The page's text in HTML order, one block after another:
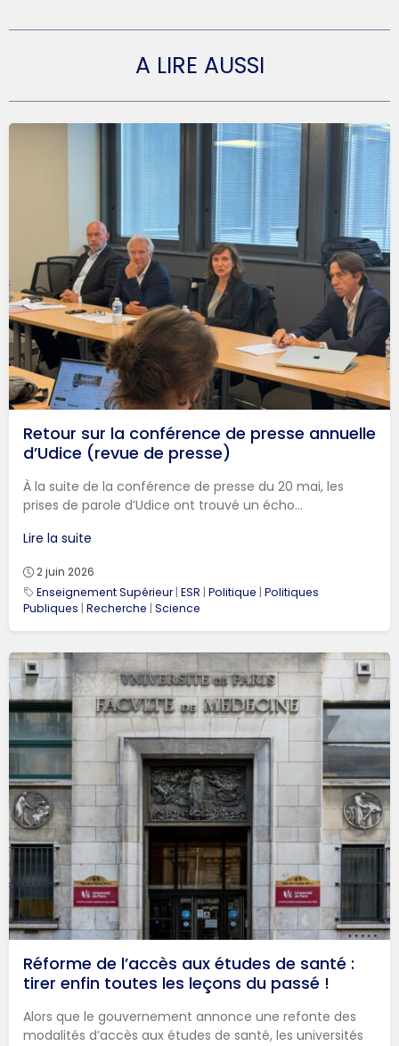
A LIRE AUSSI
Retour sur la conférence de presse annuelle
d’Udice (revue de presse)
À la suite de la conférence de presse du 20 mai, les
prises de parole d’Udice ont trouvé un écho...
Lire la suite
2 juin 2026
Enseignement Supérieur| ESR Politique Politiques
Publiques Recherche Science
Réforme de l’accès aux études de santé :
tirer enfin toutes les leçons du passé !
Alors que le gouvernement annonce une refonte des
modalités d’accès aux études de santé, les universités